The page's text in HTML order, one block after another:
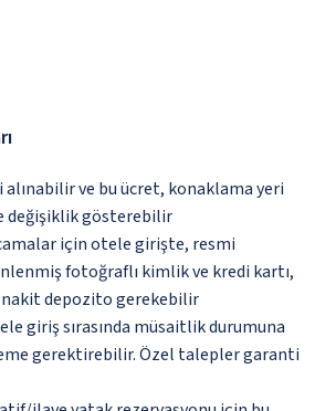
ve bu ücret, konaklama yeri
değişiklik gösterebilir
için otele girişte, resmi
fotoğraflı kimlik ve kredi kartı,
nakit depozito gerekebilir
giriş sırasında müsaitlik durumuna
gerektirebilir. Özel talepler garanti